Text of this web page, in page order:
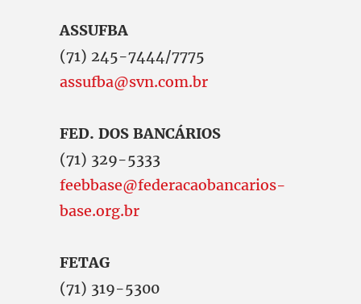
ASSUFBA
(71) 245-7444/7775
assufba@svn.com.br
FED. DOS BANCÁRIOS
(71) 329-5333
feebbase@federacaobancarios-
base.org.br
FETAG
(71) 319-5300